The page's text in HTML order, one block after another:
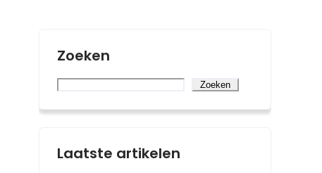
Zoeken
Zoeken
Laatste artikelen